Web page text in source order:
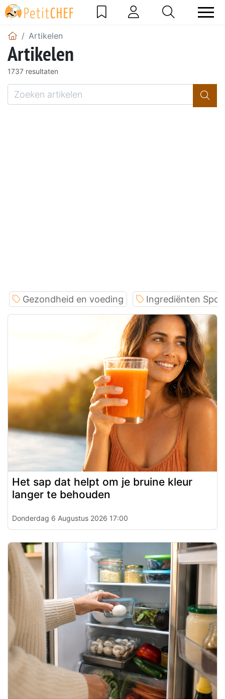
Artikelen
Artikelen
1737 resultaten
Gezondheid en voeding Ingrediënten
Het sap dat helpt om je bruine kleur
langer te behouden
Donderdag 6 Augustus 2026 17:00